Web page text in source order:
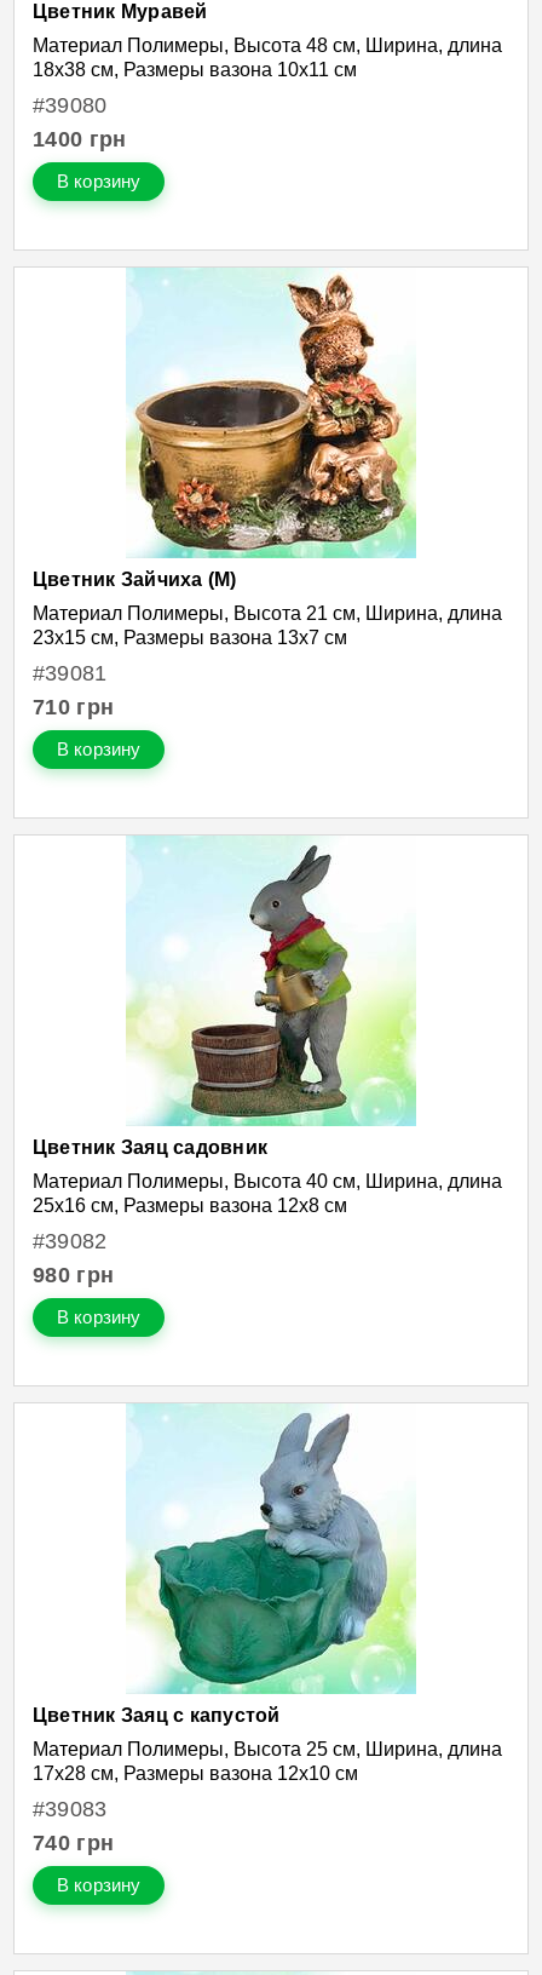
Цветник Муравей
Материал Полимеры, Высота 48 см, Ширина, длина
18х38 см, Размеры вазона 10х11 см
#39080
1400 грн
В корзину
Цветник Зайчиха (М)
Материал Полимеры, Высота 21 см, Ширина, длина
23х15 см, Размеры вазона 13х7 см
#39081
710 грн
В корзину
Цветник Заяц садовник
Материал Полимеры, Высота 40 см, Ширина, длина
25х16 см, Размеры вазона 12х8 см
#39082
980 грн
В корзину
Цветник Заяц с капустой
Материал Полимеры, Высота 25 см, Ширина, длина
17х28 см, Размеры вазона 12х10 см
#39083
740 грн
В корзину